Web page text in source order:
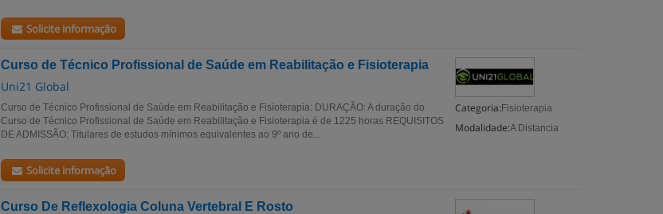
Solicite informação
Curso de Técnico Profissional de Saúde em Reabilitação e Fisioterapia
Uni21 Global
Categoria: Fisioterapia
Modalidade:A Distancia
Curso de Técnico Profissional de Saúde em Reabilitação e Fisioterapia: DURAÇÃO: A duração do
Curso de Técnico Profissional de Saúde em Reabilitação e Fisioterapia é de 1225 horas REQUISITOS
DE ADMISSÃO: Titulares de estudos mínimos equivalentes ao 9º ano de...
Solicite informação
Curso De Reflexologia Coluna Vertebral E Rosto